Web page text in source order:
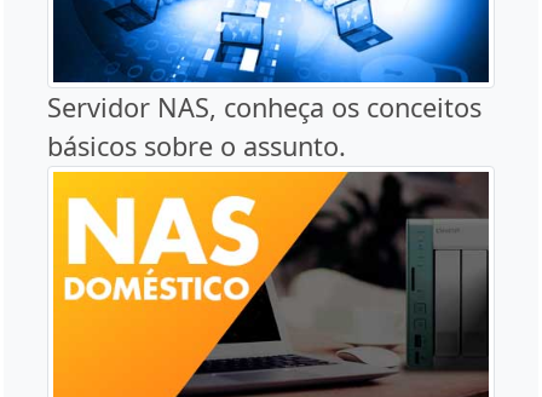
Servidor NAS, conheça os conceitos
básicos sobre o assunto.